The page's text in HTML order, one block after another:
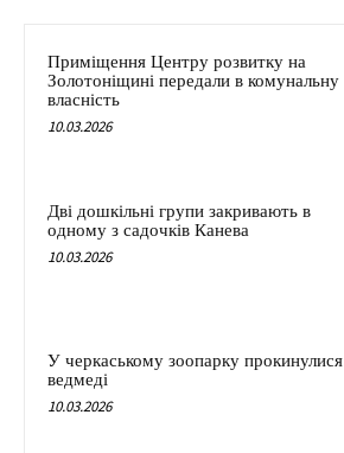
Приміщення Центру розвитку на
Золотоніщині передали в комунальну
власність
10.03.2026
Дві дошкільні групи закривають в
одному з садочків Канева
10.03.2026
У черкаському зоопарку прокинулися
ведмеді
10.03.2026